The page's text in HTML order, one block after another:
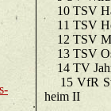
10 TSV
11 TSV
12 TSV
13 TSV
14 TV
15 VfR
heim II